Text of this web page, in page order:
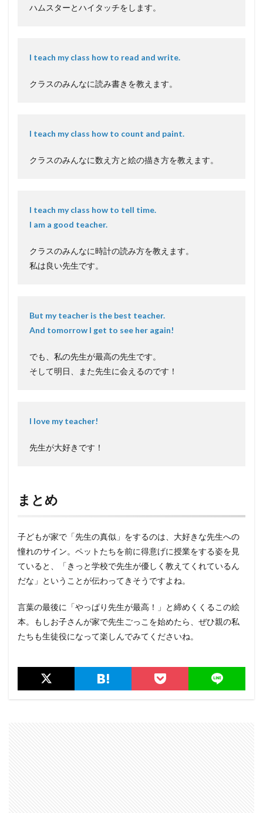
ハムスターとハイタッチをします。
I teach my class how to read and write.
クラスのみんなに読み書きを教えます。
I teach my class how to count and paint.
クラスのみんなに数え方と絵の描き方を教えます。
I teach my class how to tell time.
I am a good teacher.
クラスのみんなに時計の読み方を教えます。
私は良い先生です。
But my teacher is the best teacher.
And tomorrow I get to see her again!
でも、私の先生が最高の先生です。
そして明日、また先生に会えるのです！
I love my teacher!
先生が大好きです！
まとめ
子どもが家で「先生の真似」をするのは、大好きな先生への
憧れのサイン。ペットたちを前に得意げに授業をする姿を見
ていると、「きっと学校で先生が優しく教えてくれているん
だな」ということが伝わってきそうですよね。
言葉の最後に「やっぱり先生が最高！」と締めくくるこの絵
本。もしお子さんが家で先生ごっこを始めたら、ぜひ親の私
たちも生徒役になって楽しんでみてくださいね。